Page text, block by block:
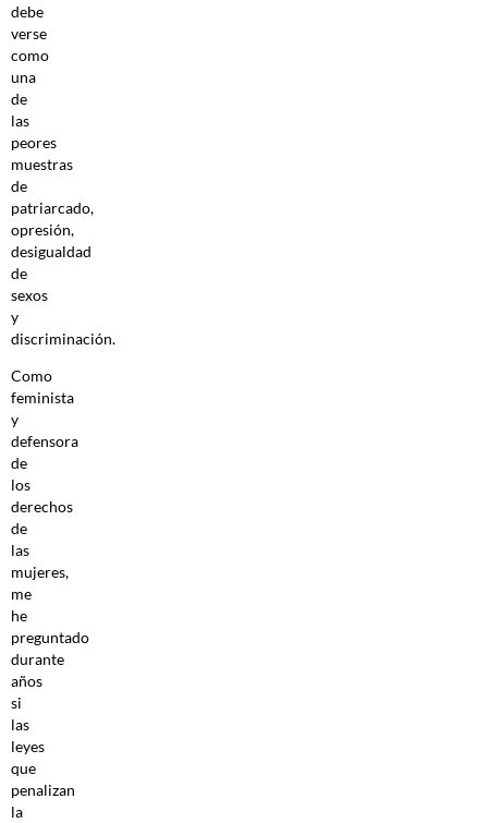
debe
verse
como
una
de
las
peores
muestras
de
patriarcado,
opresión,
desigualdad
de
sexos
y
discriminación.
Como
feminista
y
defensora
de
los
derechos
de
las
mujeres,
me
he
preguntado
durante
años
si
las
leyes
que
penalizan
la